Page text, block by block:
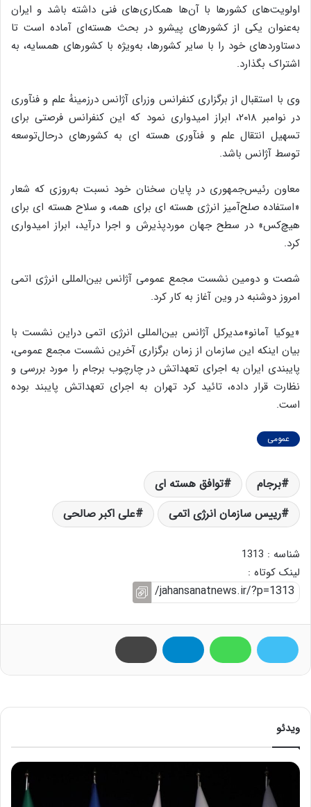
اولویت‌های کشورها با آن‌ها همکاری‌های فنی داشته باشد و ایران
به‌عنوان یکی از کشورهای پیشرو در بحث هسته‌ای آماده است تا
دستاوردهای خود را با سایر کشورها، به‌ویژه با کشورهای همسایه، به
اشتراک بگذارد.
وی با استقبال از برگزاری کنفرانس وزرای آژانس درزمینهٔ علم و فنآوری
در نوامبر ۲۰۱۸، ابراز امیدواری نمود که این کنفرانس فرصتی برای
تسهیل انتقال علم و فنآوری هسته ای به کشورهای درحال‌توسعه
توسط آژانس باشد.
معاون رئیس‌جمهوری در پایان سخنان خود نسبت به‌روزی که شعار
«استفاده صلح‌آمیز انرژی هسته ای برای همه، و سلاح هسته ای برای
هیچ‌کس» در سطح جهان موردپذیرش و اجرا درآید، ابراز امیدواری
کرد.
شصت و دومین نشست مجمع عمومی آژانس بین‌المللی انرژی اتمی
امروز دوشنبه در وین آغاز به کار کرد.
«یوکیا آمانو»مدیرکل آژانس بین‌المللی انرژی اتمی دراین نشست با
بیان اینکه این سازمان از زمان برگزاری آخرین نشست مجمع عمومی،
پایبندی ایران به اجرای تعهداتش در چارچوب برجام را مورد بررسی و
نظارت قرار داده، تائید کرد تهران به اجرای تعهداتش پایبند بوده
است.
عمومی
برجام
توافق هسته ای
رییس سازمان انرژی اتمی
علی اکبر صالحی
شناسه : 1313
لینک کوتاه :
ویدئو
ح